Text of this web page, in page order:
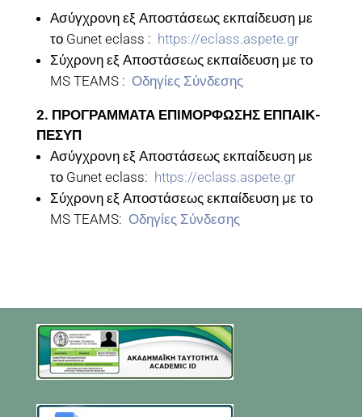
Ασύγχρονη εξ Αποστάσεως εκπαίδευση με
το Gunet eclass : https://eclass.aspete.gr
Σύχρονη εξ Αποστάσεως εκπαίδευση με το
MS TEAMS : Οδηγίες Σύνδεσης
2. ΠΡΟΓΡΑΜΜΑΤΑ ΕΠΙΜΟΡΦΩΣΗΣ ΕΠΠΑΙΚ-
ΠΕΣΥΠ
Ασύγχρονη εξ Αποστάσεως εκπαίδευση με
το Gunet eclass: https://eclass.aspete.gr
Σύχρονη εξ Αποστάσεως εκπαίδευση με το
MS TEAMS: Οδηγίες Σύνδεσης